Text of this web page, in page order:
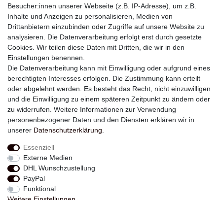
Newsletter
E-MAIL **
Einwilligung kann ich jederzeit widerrufen.**
Abonnieren
Widerrufs­recht Widerrufs­formular
Daten­schutz­erklärung
Besucher:innen unserer Webseite (z.B. IP-Adresse), um z.B.
Inhalte und Anzeigen zu personalisieren, Medien von
Drittanbietern einzubinden oder Zugriffe auf unsere Website zu
analysieren. Die Datenverarbeitung erfolgt erst durch gesetzte
Cookies. Wir teilen diese Daten mit Dritten, die wir in den
Einstellungen benennen.
Die Datenverarbeitung kann mit Einwilligung oder aufgrund eines
berechtigten Interesses erfolgen. Die Zustimmung kann erteilt
oder abgelehnt werden. Es besteht das Recht, nicht einzuwilligen
und die Einwilligung zu einem späteren Zeitpunkt zu ändern oder
zu widerrufen. Weitere Informationen zur Verwendung
personenbezogener Daten und den Diensten erklären wir in
unserer Daten­schutz­erklärung
Essenziell
Externe Medien
DHL Wunschzustellung
PayPal
Funktional